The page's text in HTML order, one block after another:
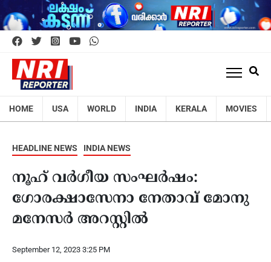
HOME USA WORLD INDIA KERALA MOVIES
HEADLINE NEWS INDIA NEWS
നൂഹ് വർഗീയ സംഘർഷം:
ഗോരക്ഷാസേനാ നേതാവ് മോനു
മനേസർ അറസ്റ്റിൽ
September 12, 2023 3:25 PM